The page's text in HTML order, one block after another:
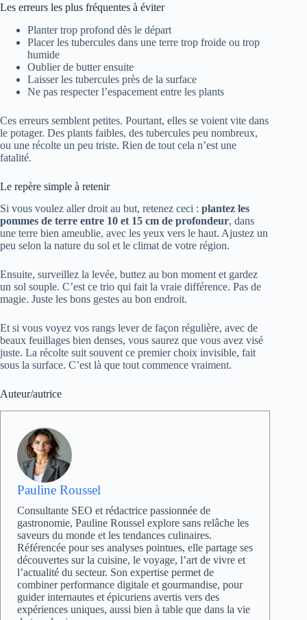
Les erreurs les plus fréquentes à éviter
Planter trop profond dès le départ
Placer les tubercules dans une terre trop froide ou trop
humide
Oublier de butter ensuite
Laisser les tubercules près de la surface
Ne pas respecter l’espacement entre les plants
Ces erreurs semblent petites. Pourtant, elles se voient vite dans
le potager. Des plants faibles, des tubercules peu nombreux,
ou une récolte un peu triste. Rien de tout cela n’est une
fatalité.
Le repère simple à retenir
Si vous voulez aller droit au but, retenez ceci : plantez les
pommes de terre entre 10 et 15 cm de profondeur, dans
une terre bien ameublie, avec les yeux vers le haut. Ajustez un
peu selon la nature du sol et le climat de votre région.
Ensuite, surveillez la levée, buttez au bon moment et gardez
un sol souple. C’est ce trio qui fait la vraie différence. Pas de
magie. Juste les bons gestes au bon endroit.
Et si vous voyez vos rangs lever de façon régulière, avec de
beaux feuillages bien denses, vous saurez que vous avez visé
juste. La récolte suit souvent ce premier choix invisible, fait
sous la surface. C’est là que tout commence vraiment.
Auteur/autrice
Pauline Roussel
Consultante SEO et rédactrice passionnée de
gastronomie, Pauline Roussel explore sans relâche les
saveurs du monde et les tendances culinaires.
Référencée pour ses analyses pointues, elle partage ses
découvertes sur la cuisine, le voyage, l’art de vivre et
l’actualité du secteur. Son expertise permet de
combiner performance digitale et gourmandise, pour
guider internautes et épicuriens avertis vers des
expériences uniques, aussi bien à table que dans la vie